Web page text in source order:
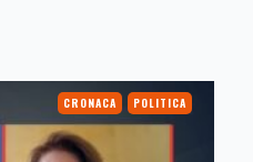
CRONACA POLITICA